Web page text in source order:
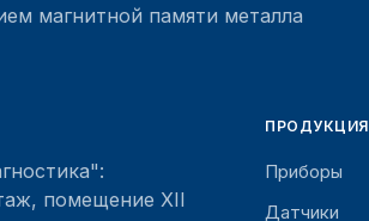
магнитной памяти металла
:
помещение XII
ПРОДУКЦИЯ
Приборы
Датчики